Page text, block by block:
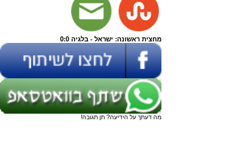
מחצית ראשונה: ישראל - בלגיה 0:0
מה דעתך על הידיעה? תן תגובה!